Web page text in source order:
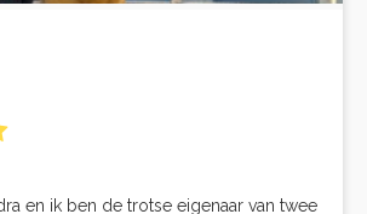
en ik ben de trotse eigenaar van twee